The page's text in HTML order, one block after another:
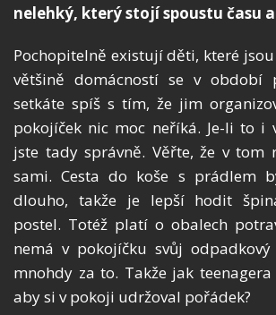
nelehký, který stojí spoustu času
Pochopitelně existují děti, které
většině domácností se v
setkáte spíš s tím, že jim
pokojíček nic moc neříká. Je-li to i
jste tady správně. Věřte, že v tom
sami. Cesta do koše s prádlem
dlouho, takže je lepší hodit
postel. Totéž platí o obalech
nemá v pokojíčku svůj
mnohdy za to. Takže jak
aby si v pokoji udržoval pořádek?